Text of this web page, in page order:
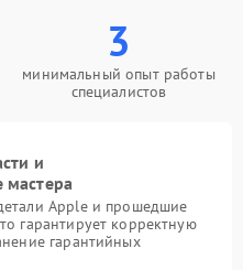
3
минимальный опыт работы
специалистов
и
мастера
Apple и прошедшие
гарантирует корректную
гарантийных